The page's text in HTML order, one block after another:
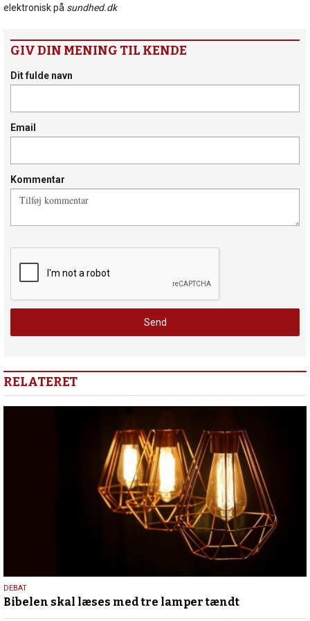
elektronisk på sundhed.dk
GIV DIN MENING TIL KENDE
Dit fulde navn
Email
Kommentar
RELATERET
12.
februar
DEBAT
Bibelen skal læses med tre lamper tændt